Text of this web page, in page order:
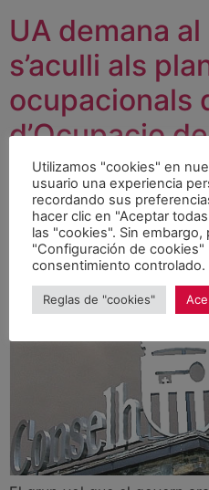
UA demana
s’aculli als
ocupacionals
d’Ocupacio
(SOC)
Utilizamos "cookies" en
usuario una experiencia
recordando sus
hacer clic en "Aceptar
las "cookies". Sin embargo,
"Configuración de cookies"
consentimiento controlado.
Reglas de "cookies"